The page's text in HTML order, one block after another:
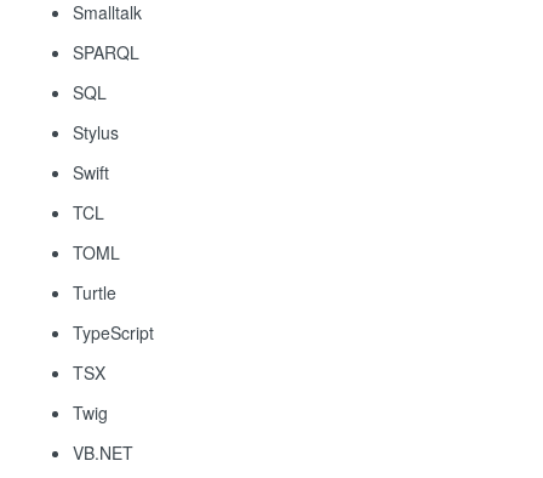
Smalltalk
SPARQL
SQL
Stylus
Swift
TCL
TOML
Turtle
TypeScript
TSX
Twig
VB.NET